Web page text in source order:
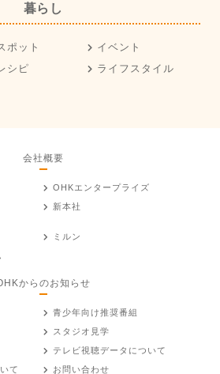
暮らし
ポット
イベント
シピ
ライフスタイル
会社概要
OHKエンタープライズ
新本社
ミルン
からのお知らせ
青少年向け推奨番組
スタジオ見学
テレビ視聴データについて
て
お問い合わせ